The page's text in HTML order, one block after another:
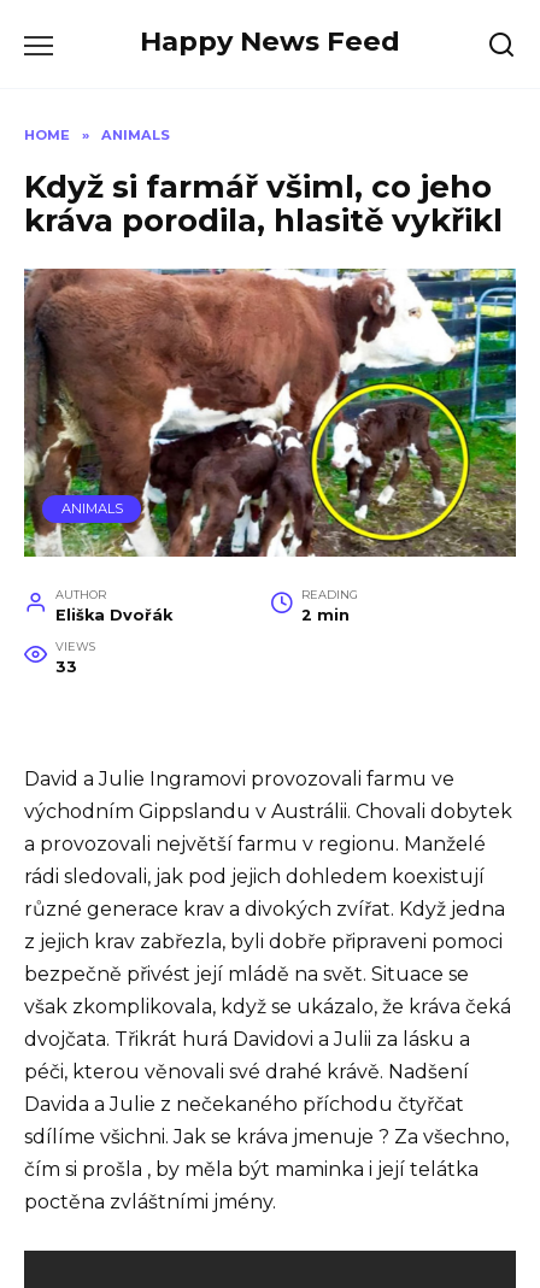
Happy News Feed
HOME » ANIMALS
Když si farmář všiml, co jeho
kráva porodila, hlasitě vykřikl
ANIMALS
AUTHOR
Eliška Dvořák
READING
2 min
VIEWS
33
David a Julie Ingramovi provozovali farmu ve
východním Gippslandu v Austrálii. Chovali dobytek
a provozovali největší farmu v regionu. Manželé
rádi sledovali, jak pod jejich dohledem koexistují
různé generace krav a divokých zvířat. Když jedna
z jejich krav zabřezla, byli dobře připraveni pomoci
bezpečně přivést její mládě na svět. Situace se
však zkomplikovala, když se ukázalo, že kráva čeká
dvojčata. Třikrát hurá Davidovi a Julii za lásku a
péči, kterou věnovali své drahé krávě. Nadšení
Davida a Julie z nečekaného příchodu čtyřčat
sdílíme všichni. Jak se kráva jmenuje ? Za všechno,
čím si prošla , by měla být maminka i její telátka
poctěna zvláštními jmény.